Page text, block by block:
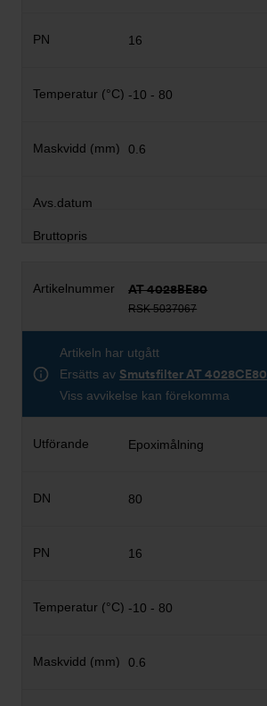
16
-10 - 80
0.6
AT 4028BE80
RSK 5037067
Artikeln har utgått
Ersätts av Smutsfilter AT 4028CE80
Viss avvikelse kan förekomma
Epoximålning
80
16
-10 - 80
0.6